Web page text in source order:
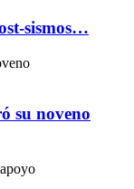
sismos…
su noveno